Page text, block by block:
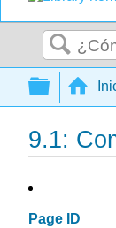
9.1:
Page ID